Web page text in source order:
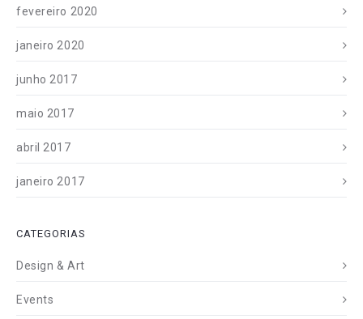
fevereiro 2020
janeiro 2020
junho 2017
maio 2017
abril 2017
janeiro 2017
CATEGORIAS
Design & Art
Events